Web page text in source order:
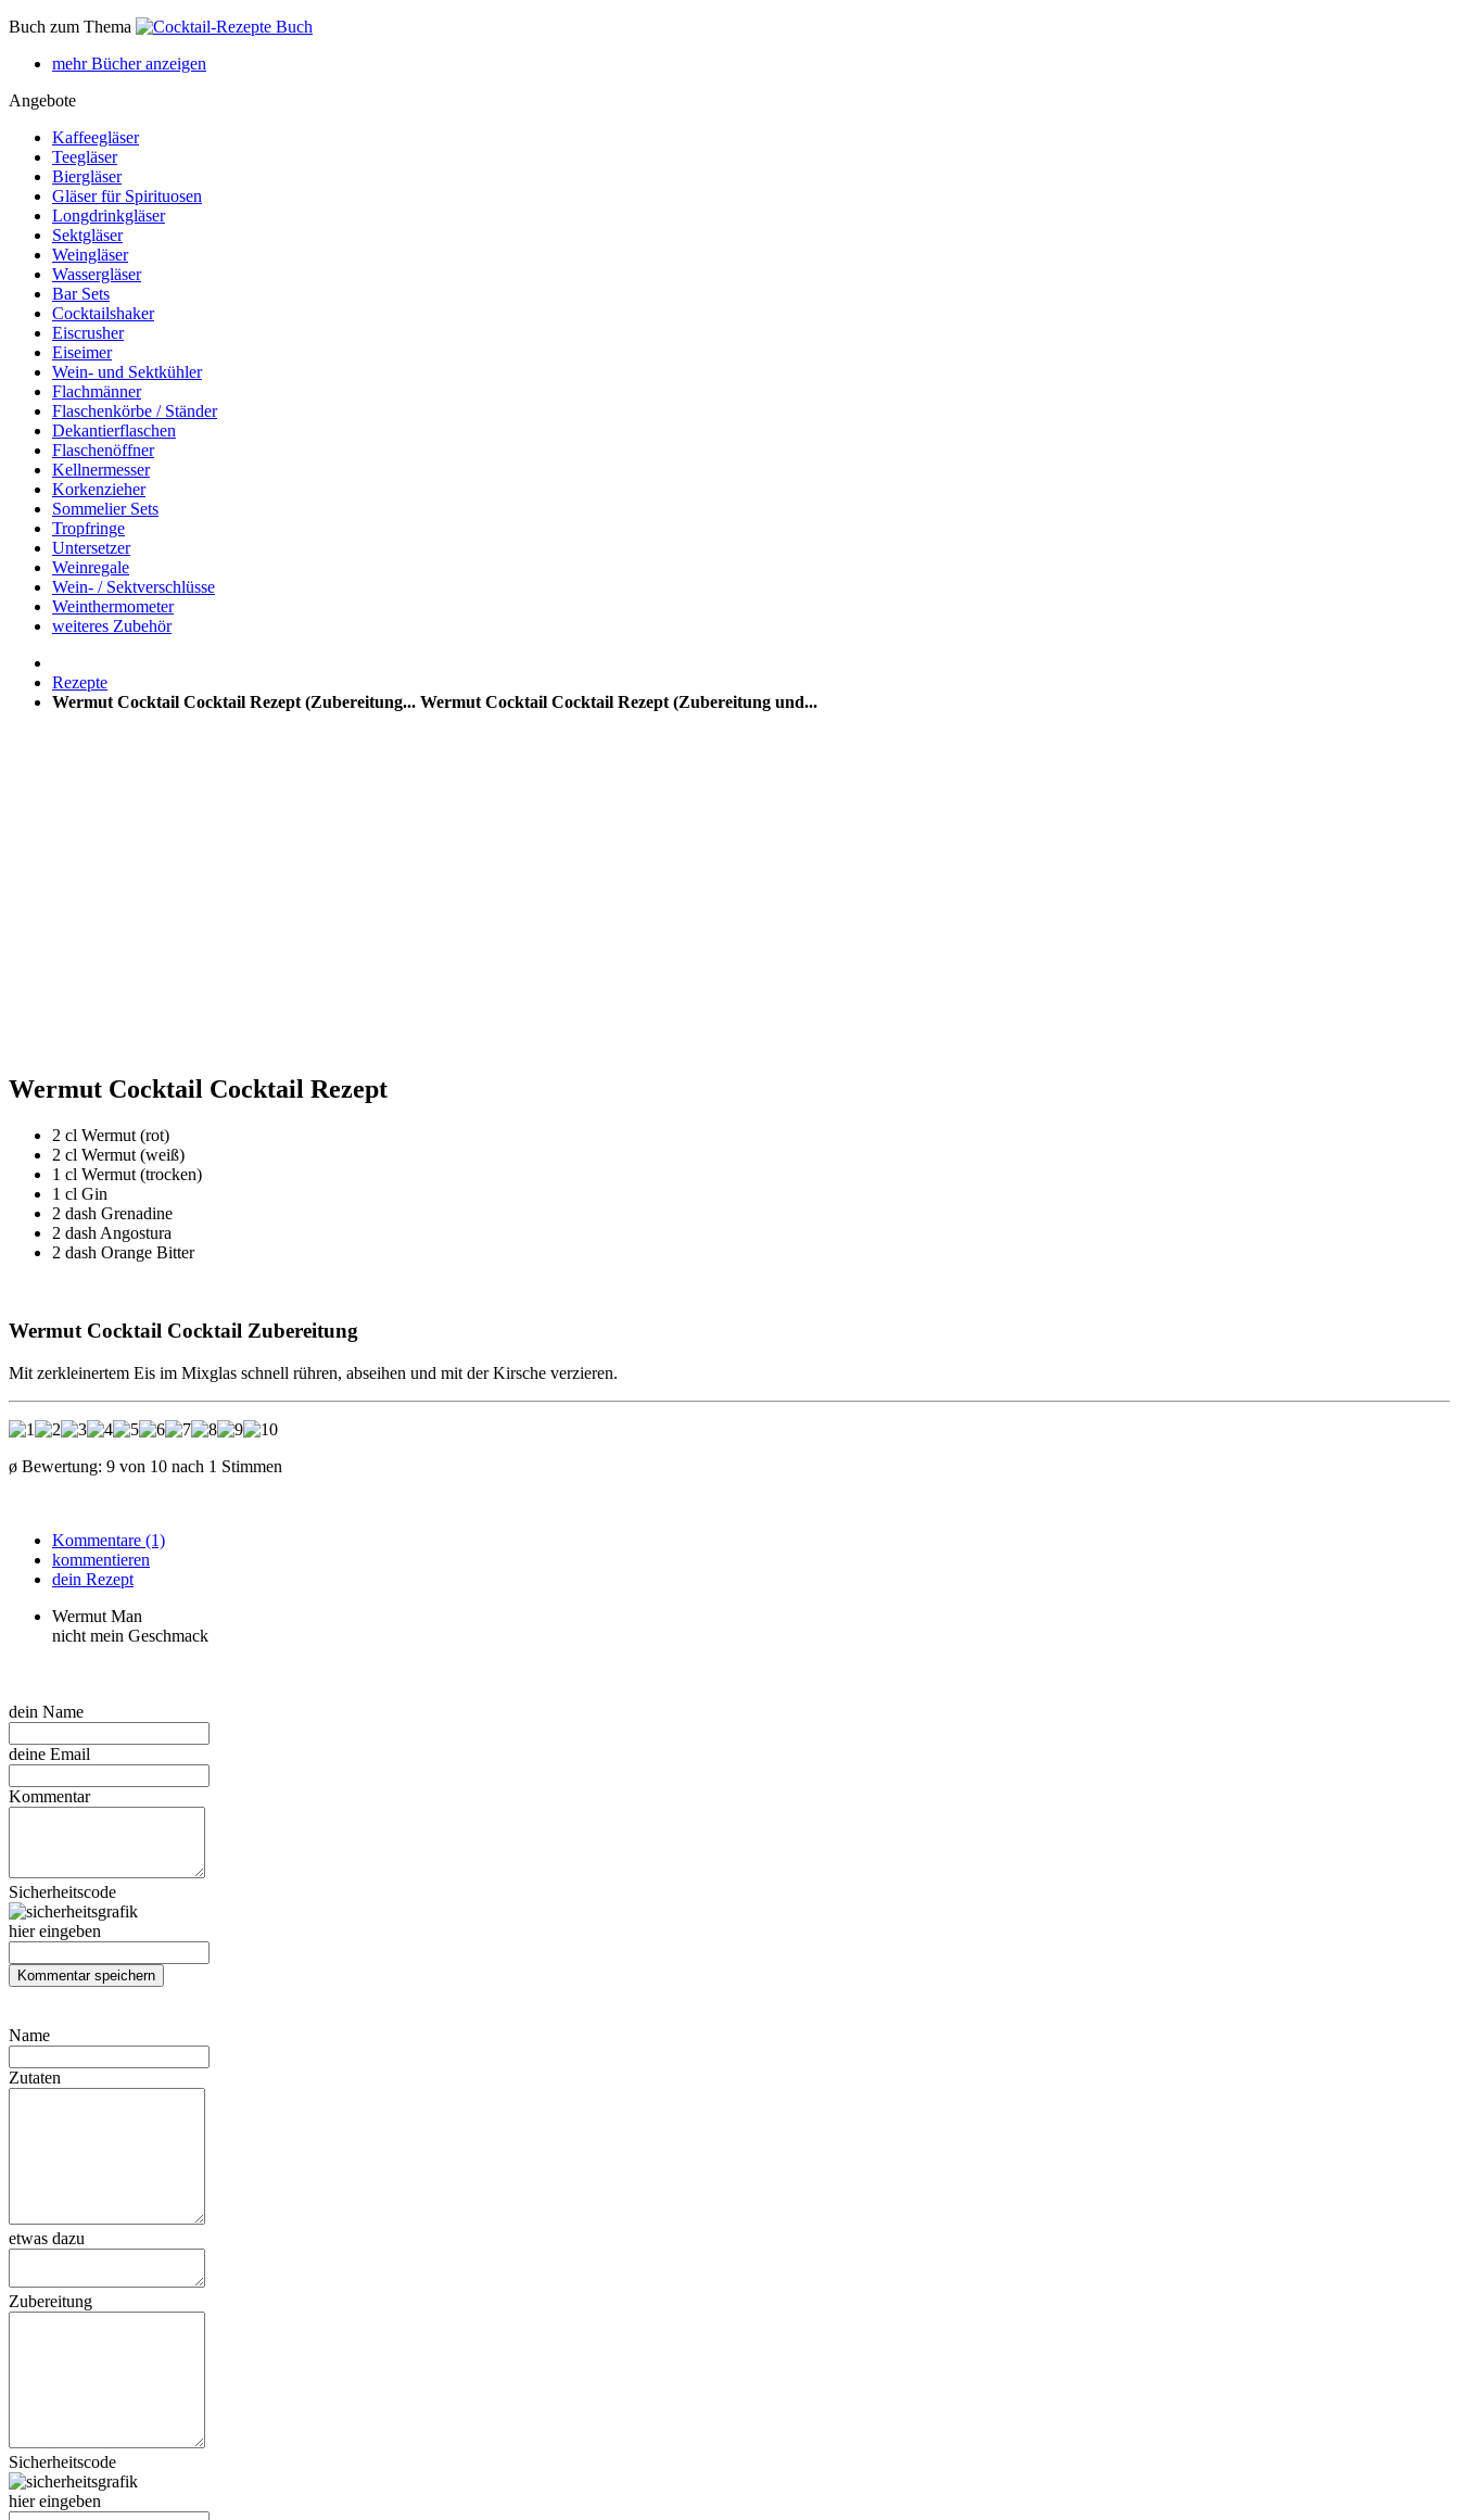
Buch zum Thema
mehr Bücher anzeigen
Angebote
Kaffeegläser
Teegläser
Biergläser
Gläser für Spirituosen
Longdrinkgläser
Sektgläser
Weingläser
Wassergläser
Bar Sets
Cocktailshaker
Eiscrusher
Eiseimer
Wein- und Sektkühler
Flachmänner
Flaschenkörbe / Ständer
Dekantierflaschen
Flaschenöffner
Kellnermesser
Korkenzieher
Sommelier Sets
Tropfringe
Untersetzer
Weinregale
Wein- / Sektverschlüsse
Weinthermometer
weiteres Zubehör
Rezepte
Wermut Cocktail Cocktail Rezept (Zubereitung... Wermut Cocktail Cocktail Rezept (Zubereitung und...
Wermut Cocktail Cocktail Rezept
2 cl Wermut (rot)
2 cl Wermut (weiß)
1 cl Wermut (trocken)
1 cl Gin
2 dash Grenadine
2 dash Angostura
2 dash Orange Bitter
Wermut Cocktail Cocktail Zubereitung
Mit zerkleinertem Eis im Mixglas schnell rühren, abseihen und mit der Kirsche verzieren.
ø Bewertung: 9 von 10 nach 1 Stimmen
Kommentare (1)
kommentieren
dein Rezept
Wermut Man
nicht mein Geschmack
dein Name
deine Email
Kommentar
Sicherheitscode
hier eingeben
Name
Zutaten
etwas dazu
Zubereitung
Sicherheitscode
hier eingeben